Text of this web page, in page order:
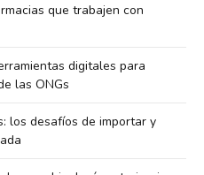
que trabajen con
digitales para
las ONGs
los desafíos de importar y